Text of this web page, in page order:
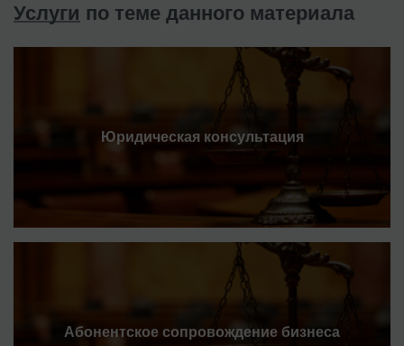
Услуги по теме данного материала
Юридическая консультация
Абонентское сопровождение бизнеса